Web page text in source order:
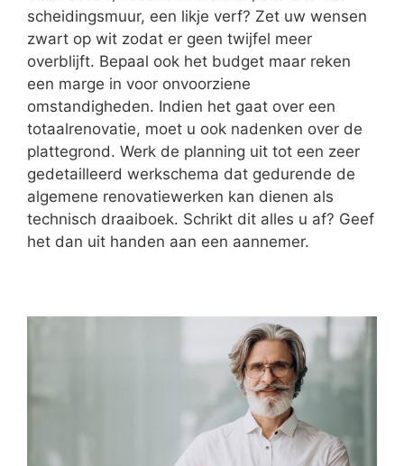
scheidingsmuur, een likje verf? Zet uw wensen
zwart op wit zodat er geen twijfel meer
overblijft. Bepaal ook het budget maar reken
een marge in voor onvoorziene
omstandigheden. Indien het gaat over een
totaalrenovatie, moet u ook nadenken over de
plattegrond. Werk de planning uit tot een zeer
gedetailleerd werkschema dat gedurende de
algemene renovatiewerken kan dienen als
technisch draaiboek. Schrikt dit alles u af? Geef
het dan uit handen aan een aannemer.